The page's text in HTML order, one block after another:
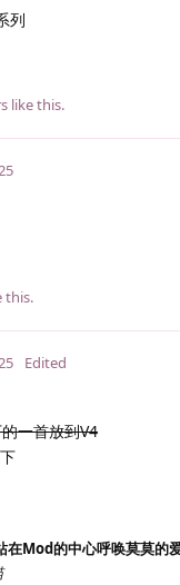
列
like this.
this.
Edited
一首放到V4
在Mod的中心呼唤莫莫的